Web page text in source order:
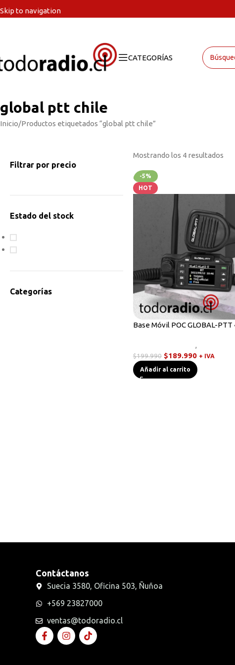
Skip to navigation
CATEGORÍAS
global ptt chile
Inicio Productos etiquetados “global ptt chile”
Filtrar por precio
Estado del stock
Categorías
Mostrando los 4 resultados
-5%
HOT
Base Móvil POC GLOBAL-PTT
,
$199.990 $189.990 + IVA
Añadir al carrito
Contáctanos
Suecia 3580, Oficina 503, Ñuñoa
+569 23827000
ventas@todoradio.cl